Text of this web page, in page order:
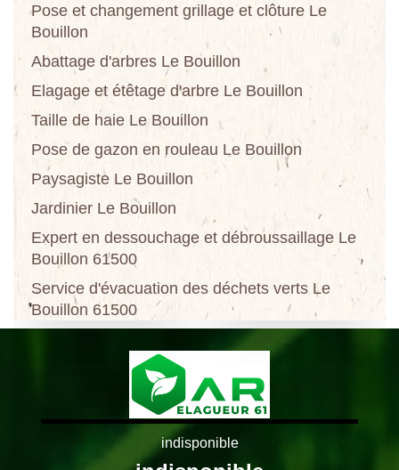
Pose et changement grillage et clôture Le
Bouillon
Abattage d'arbres Le Bouillon
Elagage et étêtage d'arbre Le Bouillon
Taille de haie Le Bouillon
Pose de gazon en rouleau Le Bouillon
Paysagiste Le Bouillon
Jardinier Le Bouillon
Expert en dessouchage et débroussaillage Le
Bouillon 61500
Service d'évacuation des déchets verts Le
Bouillon 61500
indisponible